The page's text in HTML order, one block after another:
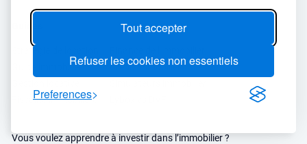
Tout accepter
Refuser les cookies non essentiels
Preferences
Stratégie de location
Guide immobilier
Fiscalité immobilière
Crédit immobilier
Vous voulez apprendre à investir dans l’immobilier ?